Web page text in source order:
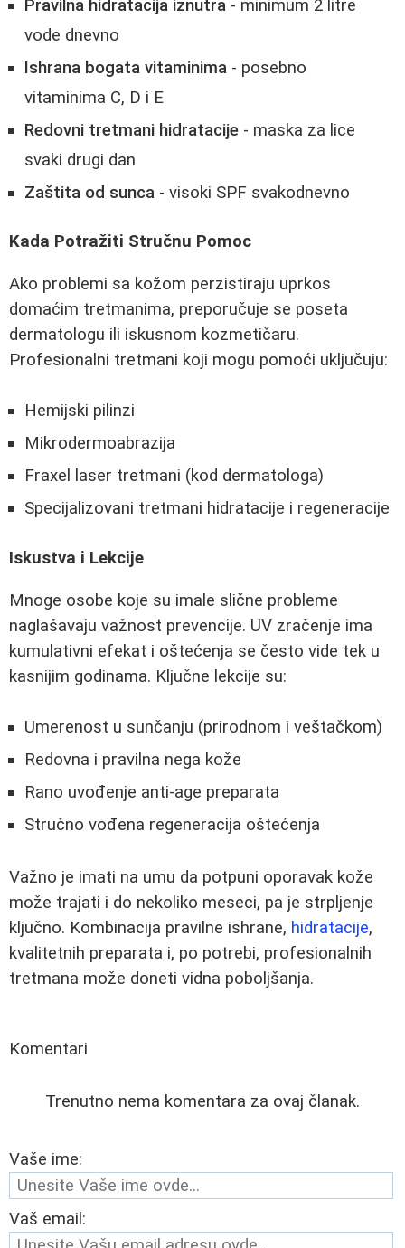
Pravilna hidratacija iznutra - minimum 2 litre
vode dnevno
Ishrana bogata vitaminima - posebno
vitaminima C, D i E
Redovni tretmani hidratacije - maska za lice
svaki drugi dan
Zaštita od sunca - visoki SPF svakodnevno
Kada Potražiti Stručnu Pomoc
Ako problemi sa kožom perzistiraju uprkos
domaćim tretmanima, preporučuje se poseta
dermatologu ili iskusnom kozmetičaru.
Profesionalni tretmani koji mogu pomoći uključuju:
Hemijski pilinzi
Mikrodermoabrazija
Fraxel laser tretmani (kod dermatologa)
Specijalizovani tretmani hidratacije i regeneracije
Iskustva i Lekcije
Mnoge osobe koje su imale slične probleme
naglašavaju važnost prevencije. UV zračenje ima
kumulativni efekat i oštećenja se često vide tek u
kasnijim godinama. Ključne lekcije su:
Umerenost u sunčanju (prirodnom i veštačkom)
Redovna i pravilna nega kože
Rano uvođenje anti-age preparata
Stručno vođena regeneracija oštećenja
Važno je imati na umu da potpuni oporavak kože
može trajati i do nekoliko meseci, pa je strpljenje
ključno. Kombinacija pravilne ishrane, hidratacije,
kvalitetnih preparata i, po potrebi, profesionalnih
tretmana može doneti vidna poboljšanja.
Komentari
Trenutno nema komentara za ovaj članak.
Vaše ime:
Vaš email: